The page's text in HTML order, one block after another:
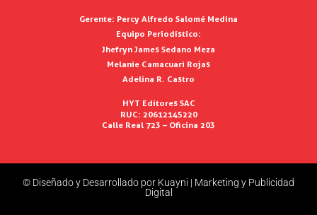
Gerente: Percy Alfredo Salomé Medina
Equipo Periodístico:
Jhefryn James Sedano Meza
Melanie Camacuari Rojas
Adelina R. Castro
HYT Editores SAC
RUC: 20612145220
Calle Real 723 – Oficina 203
© Diseñado y Desarrollado por Kuayni | Marketing y Publicidad
Digital